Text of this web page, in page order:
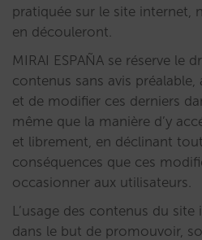
pratiquée sur le site internet,
en découleront.
MIRAI ESPAÑA se réserve le
contenus sans avis
et de modifier ces derniers
même que la manière d’y
et librement, en déclinant
conséquences que ces
occasionner aux utilisateurs.
L’usage des contenus du
dans le but de promouvoir,